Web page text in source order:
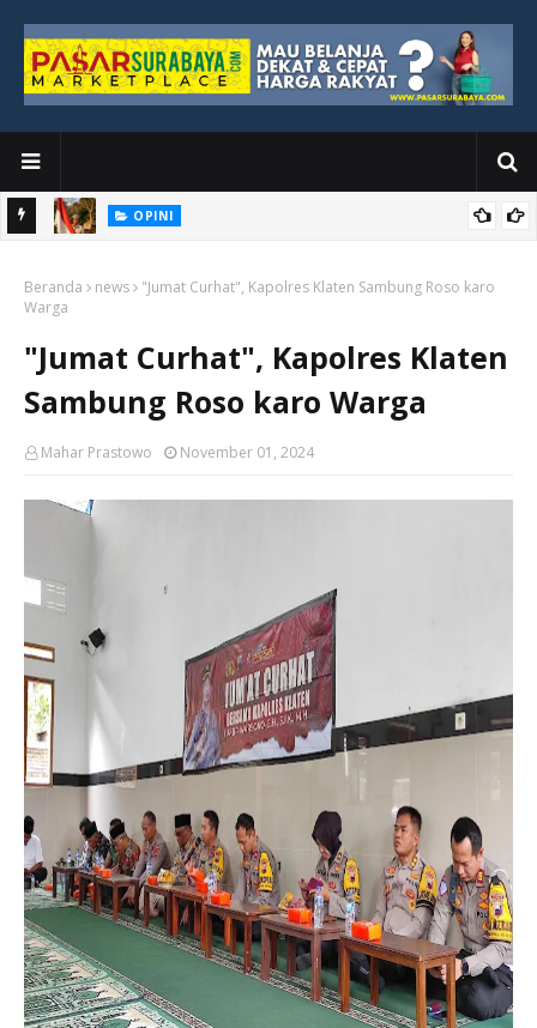
OPINI
Beranda news
"Jumat Curhat", Kapolres Klaten Sambung Roso karo
Warga
"Jumat Curhat", Kapolres Klaten
Sambung Roso karo Warga
Mahar Prastowo November 01, 2024